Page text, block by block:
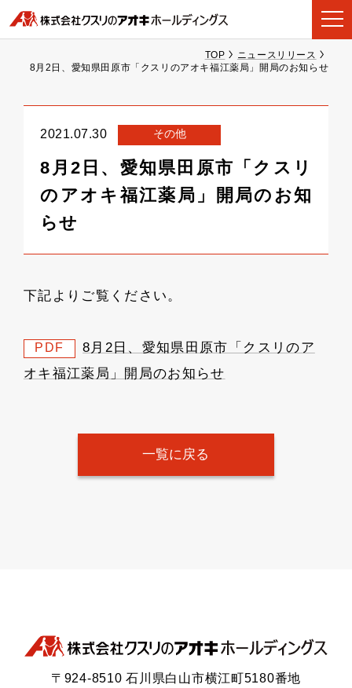
TOP
ニュースリリース
8月2日、愛知県田原市「クスリのアオキ福江薬局」開局のお知らせ
2021.07.30 その他
8月2日、愛知県田原市「クスリ
のアオキ福江薬局」開局のお知
らせ
下記よりご覧ください。
PDF
8月2日、愛知県田原市「クスリのア
オキ福江薬局」開局のお知らせ
一覧に戻る
〒924-8510 石川県白山市横江町5180番地